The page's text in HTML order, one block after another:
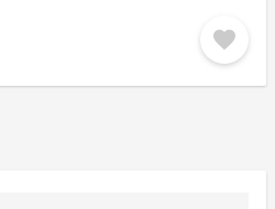
favorite